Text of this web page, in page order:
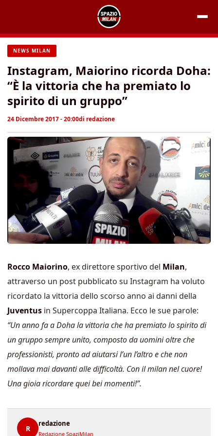
contenuto
NEWS MILAN
Instagram, Maiorino ricorda Doha:
“È la vittoria che ha premiato lo
spirito di un gruppo”
24 Dicembre 2017 - 20:00di redazione
Rocco Maiorino, ex direttore sportivo del Milan,
attraverso un post pubblicato su Instagram ha voluto
ricordato la vittoria dello scorso anno ai danni della
Juventus in Supercoppa Italiana. Ecco le sue parole:
“Un anno fa a Doha la vittoria che ha premiato lo spirito di
un gruppo sempre unito, composto da uomini oltre che
professionisti, pronto ad aiutarsi l’un l’altro e che non
mollava mai davanti alle difficoltà. Con il milan nel cuore!
Una gioia ricordare quei bei momenti!”.
R
redazione
Redazione SpaziMilan